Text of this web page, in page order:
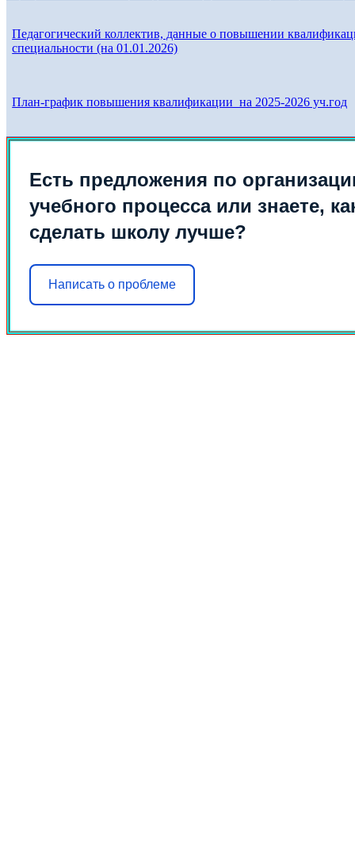
Педагогический коллектив, данные о повышении
специальности (на 01.01.2026)
План-график повышения квалификации на 2025-2026 уч.год
Есть предложения по
учебного процесса или знаете,
сделать школу лучше?
Написать о проблеме